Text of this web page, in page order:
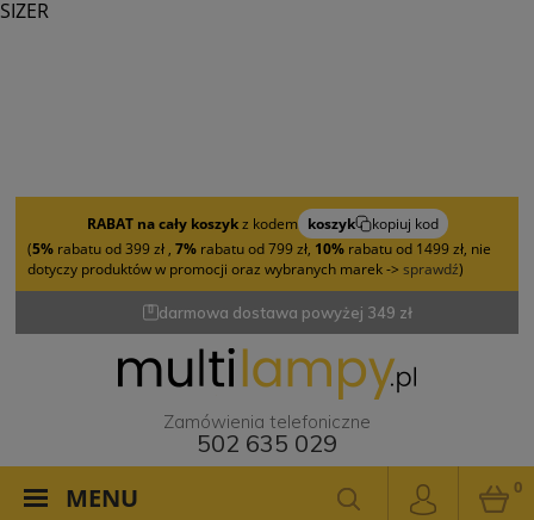
RABAT na cały koszykz kodem koszyk
kopiuj kod
(5% rabatu od 399 zł , 7% rabatu od 799 zł, 10% rabatu od 1499 zł, nie
dotyczy produktów w promocji oraz wybranych marek -> sprawdź)
darmowa dostawa powyżej 349 zł
Zamówienia telefoniczne
502 635 029
MENU 0
SIZER